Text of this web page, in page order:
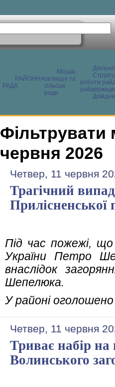
РАЙОННА
РАДА
Міська,
селищні та
сільські
ради
роботи
Фільтрувати
червня 2026
Четвер, 11 червня
Трагічний
Прилісненської
Під час пожежі,
України Петро
внаслідок
Шепелюка.
У районі
Четвер, 11 червня
Триває набір на
Волинського